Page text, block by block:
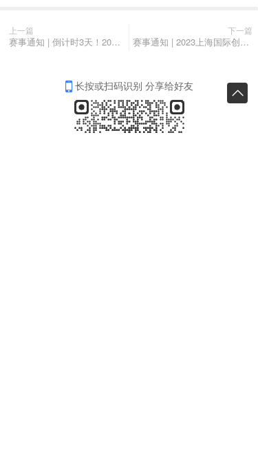
上一篇
赛事通知 | 倒计时3天！2023上海国际创客大赛绿色低碳专题复赛即将启动
下一篇
赛事通知 | 2023上海国际创客大赛进博会专场复赛即将启动
长按或扫码识别 分享给好友